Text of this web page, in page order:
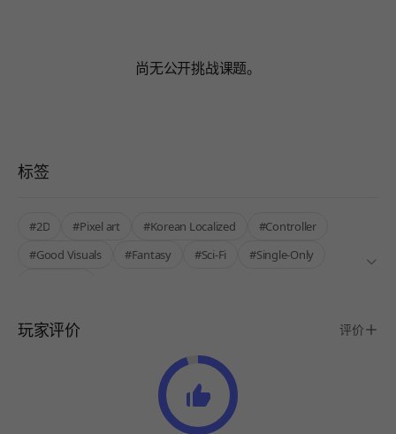
尚无公开挑战课题。
标签
#2D #Pixel art #Korean Localized
#Controller
#Good Visuals
#Fantasy #Sci-Fi
#Single-Only
玩家评价 评价